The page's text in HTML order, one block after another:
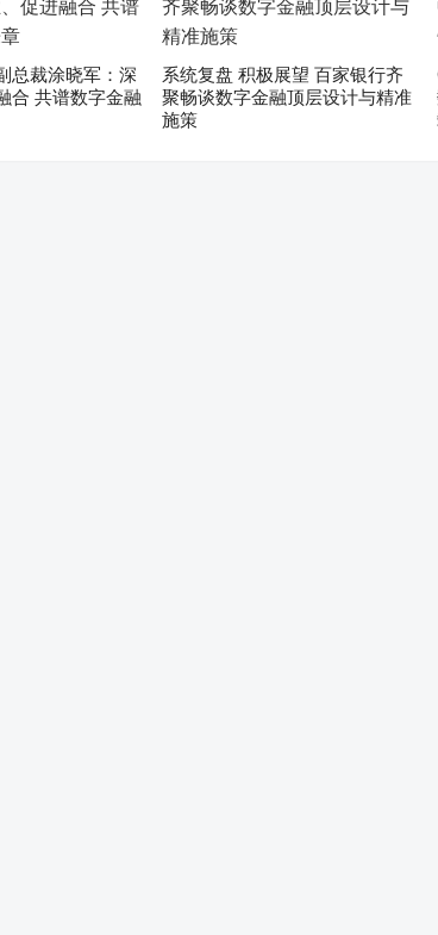
总裁涂晓军：深
合 共谱数字金融
系统复盘 积极展望 百家银行齐
聚畅谈数字金融顶层设计与精准
施策